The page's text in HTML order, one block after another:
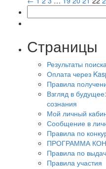
Страницы
Результаты
Оплата через
Правила
Взгляд в
сознания
Мой личный
Сообщение в
Правила по
ПРОГРАММА
Правила по
Правила участия